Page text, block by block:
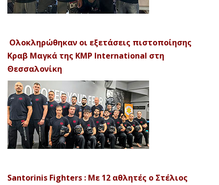
Ολοκληρώθηκαν οι εξετάσεις πιστοποίησης
Κραβ Μαγκά της KMP International στη
Θεσσαλονίκη
Santorinis Fighters : Με 12 αθλητές ο Στέλιος